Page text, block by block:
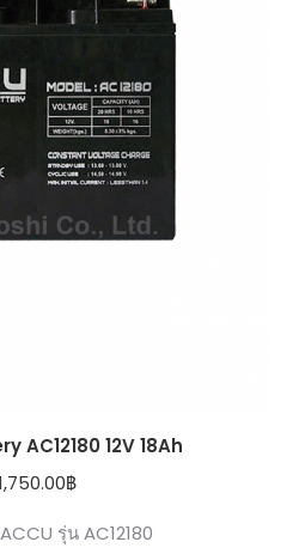
AC12180 12V 18Ah
฿
รุ่น AC12180